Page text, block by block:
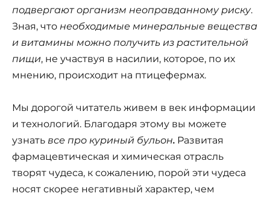
подвергают организм неоправданному риску.
Зная, что необходимые минеральные вещества
и витамины можно получить из растительной
пищи, не участвуя в насилии, которое, по их
мнению, происходит на птицефермах.
Мы дорогой читатель живем в век информации
и технологий. Благодаря этому вы можете
узнать все про куриный бульон. Развитая
фармацевтическая и химическая отрасль
творят чудеса, к сожалению, порой эти чудеса
носят скорее негативный характер, чем